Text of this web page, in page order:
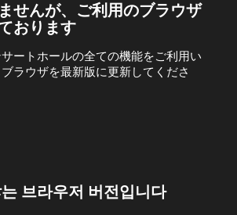
せんが、ご利用のブラウザ
おります
ートホールの全ての機能をご利用い
ラウザを最新版に更新してくださ
브라우저 버전입니다